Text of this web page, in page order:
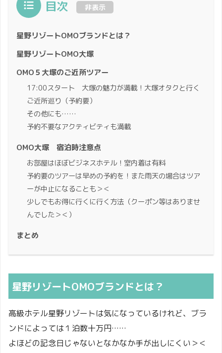
目次 非表示
星野リゾートOMOブランドとは？
星野リゾートOMO大塚
OMO５大塚のご近所ツアー
17:00スタート 大塚の魅力が満載！大塚オタクと行く
ご近所巡り（予約要）
その他にも……
予約不要なアクティビティも満載
OMO大塚 宿泊時注意点
お部屋はほぼビジネスホテル！室内着は有料
予約要のツアーは早めの予約を！また雨天の場合はツア
ーが中止になることも＞＜
少しでもお得に行くに行く方法（クーポン等はありませ
んでした＞＜）
まとめ
星野リゾートOMOブランドとは？
高級ホテル星野リゾートは気になっているけれど、ブラ
ンドによっては１泊数十万円……
よほどの記念日じゃないとなかなか手が出しにくい＞＜